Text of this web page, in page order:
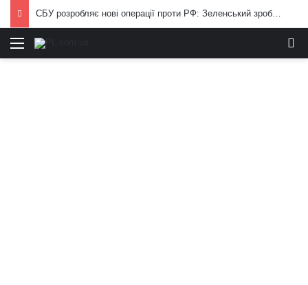
СБУ розробляє нові операції проти РФ: Зеленський зробив важливу заяву
Меню